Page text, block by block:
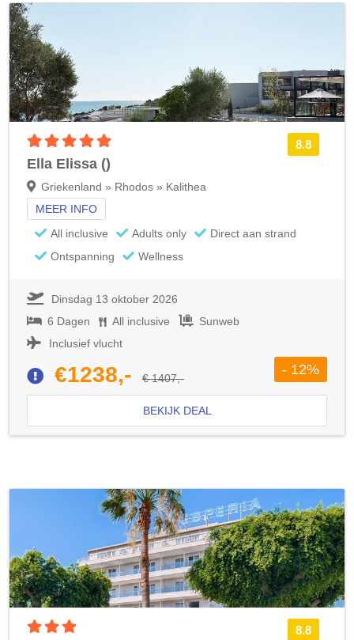
8.8
Ella Elissa ()
Griekenland » Rhodos » Kalithea
MEER INFO
All inclusive
Adults only
Direct aan strand
Ontspanning
Wellness
Dinsdag 13 oktober 2026
6 Dagen
All inclusive
Sunweb
Inclusief vlucht
€1238,- € 1407,-
- 12%
BEKIJK DEAL
8.8